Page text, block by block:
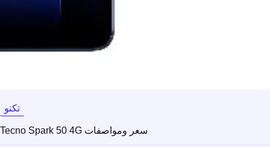
تكنو
سعر ومواصفات Tecno Spark 50 4G